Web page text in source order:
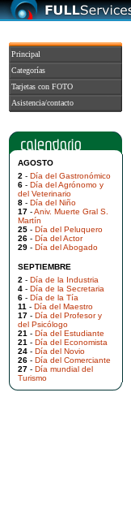
Principal
Categorías
Tarjetas con FOTO
Asistencia/contacto
AGOSTO
2 - Día del Gastronómico
6 - Día del Agrónomo y
del Veterinario
8 - Día del Niño
17 -Aniv. Muerte Gral S.
Martín
25 - Día del Peluquero
26 - Día del Actor
29 - Día del Abogado
SEPTIEMBRE
2 - Día de la Industria
4 - Día de la Secretaria
6 - Día de la Tía
11 - Día del Maestro
17 - Día del Profesor y
del Psicólogo
21 - Día del Estudiante
21 - Día del Economista
24 - Día del Novio
26 - Día del Comerciante
27 - Día mundial del
Turismo